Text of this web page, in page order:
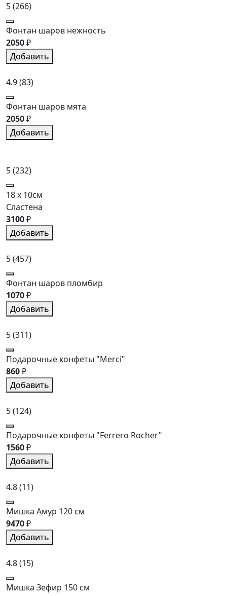
5(266)
Фонтан шаров нежность
2050₽
Добавить
4.9(83)
Фонтан шаров мята
2050₽
Добавить
5(232)
18 x 10см
Сластена
3100₽
Добавить
5(457)
Фонтан шаров пломбир
1070₽
Добавить
5(311)
Подарочные конфеты "Merci"
860₽
Добавить
5(124)
Подарочные конфеты "Ferrero Rocher"
1560₽
Добавить
4.8(11)
Мишка Амур 120 см
9470₽
Добавить
4.8(15)
Мишка Зефир 150 см